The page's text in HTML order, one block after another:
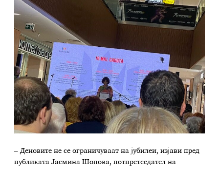
– Деновите не се ограничуваат на јубилеи, изјави пред
публиката Јасмина Шопова, потпретседател на